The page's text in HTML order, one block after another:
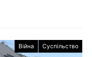
Війна Суспільство